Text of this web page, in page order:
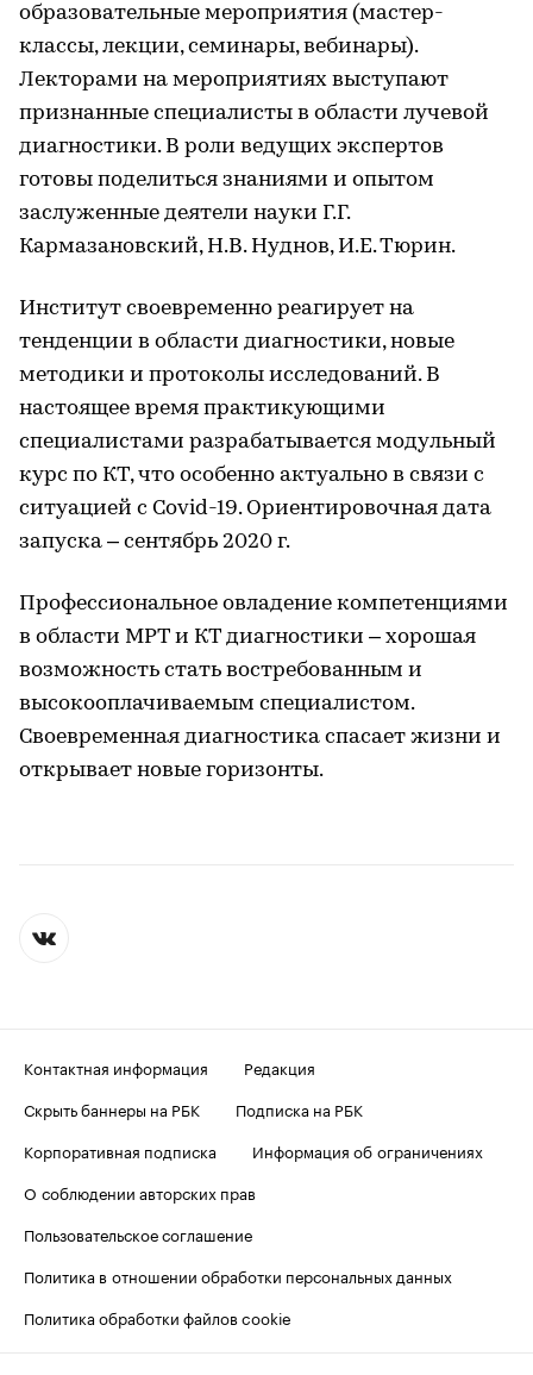
образовательные мероприятия (мастер-
классы, лекции, семинары, вебинары).
Лекторами на мероприятиях выступают
признанные специалисты в области лучевой
диагностики. В роли ведущих экспертов
готовы поделиться знаниями и опытом
заслуженные деятели науки Г.Г.
Кармазановский, Н.В. Нуднов, И.Е. Тюрин.
Институт своевременно реагирует на
тенденции в области диагностики, новые
методики и протоколы исследований. В
настоящее время практикующими
специалистами разрабатывается модульный
курс по КТ, что особенно актуально в связи с
ситуацией с Covid-19. Ориентировочная дата
запуска – сентябрь 2020 г.
Профессиональное овладение компетенциями
в области МРТ и КТ диагностики – хорошая
возможность стать востребованным и
высокооплачиваемым специалистом.
Своевременная диагностика спасает жизни и
открывает новые горизонты.
Контактная информация
Редакция
Скрыть баннеры на РБК
Подписка на РБК
Корпоративная подписка
Информация об ограничениях
О соблюдении авторских прав
Пользовательское соглашение
Политика в отношении обработки персональных данных
Политика обработки файлов cookie